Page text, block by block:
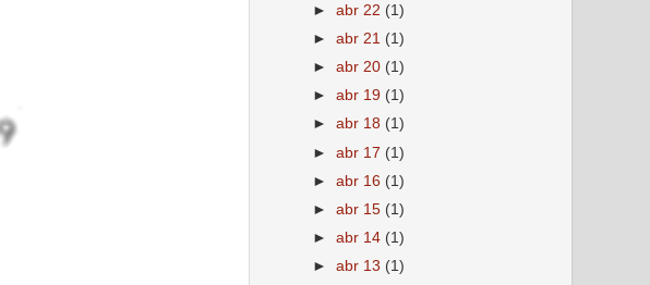
►abr 22 (1)
►abr 21 (1)
►abr 20 (1)
►abr 19 (1)
►abr 18 (1)
►abr 17 (1)
►abr 16 (1)
►abr 15 (1)
►abr 14 (1)
►abr 13 (1)